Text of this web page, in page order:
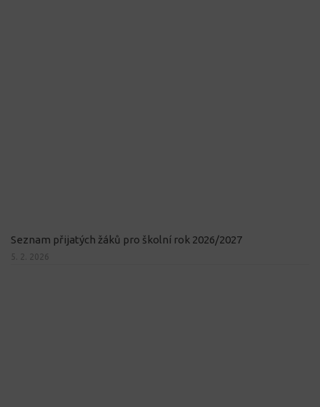
Seznam přijatých žáků pro školní rok 2026/2027
5. 2. 2026